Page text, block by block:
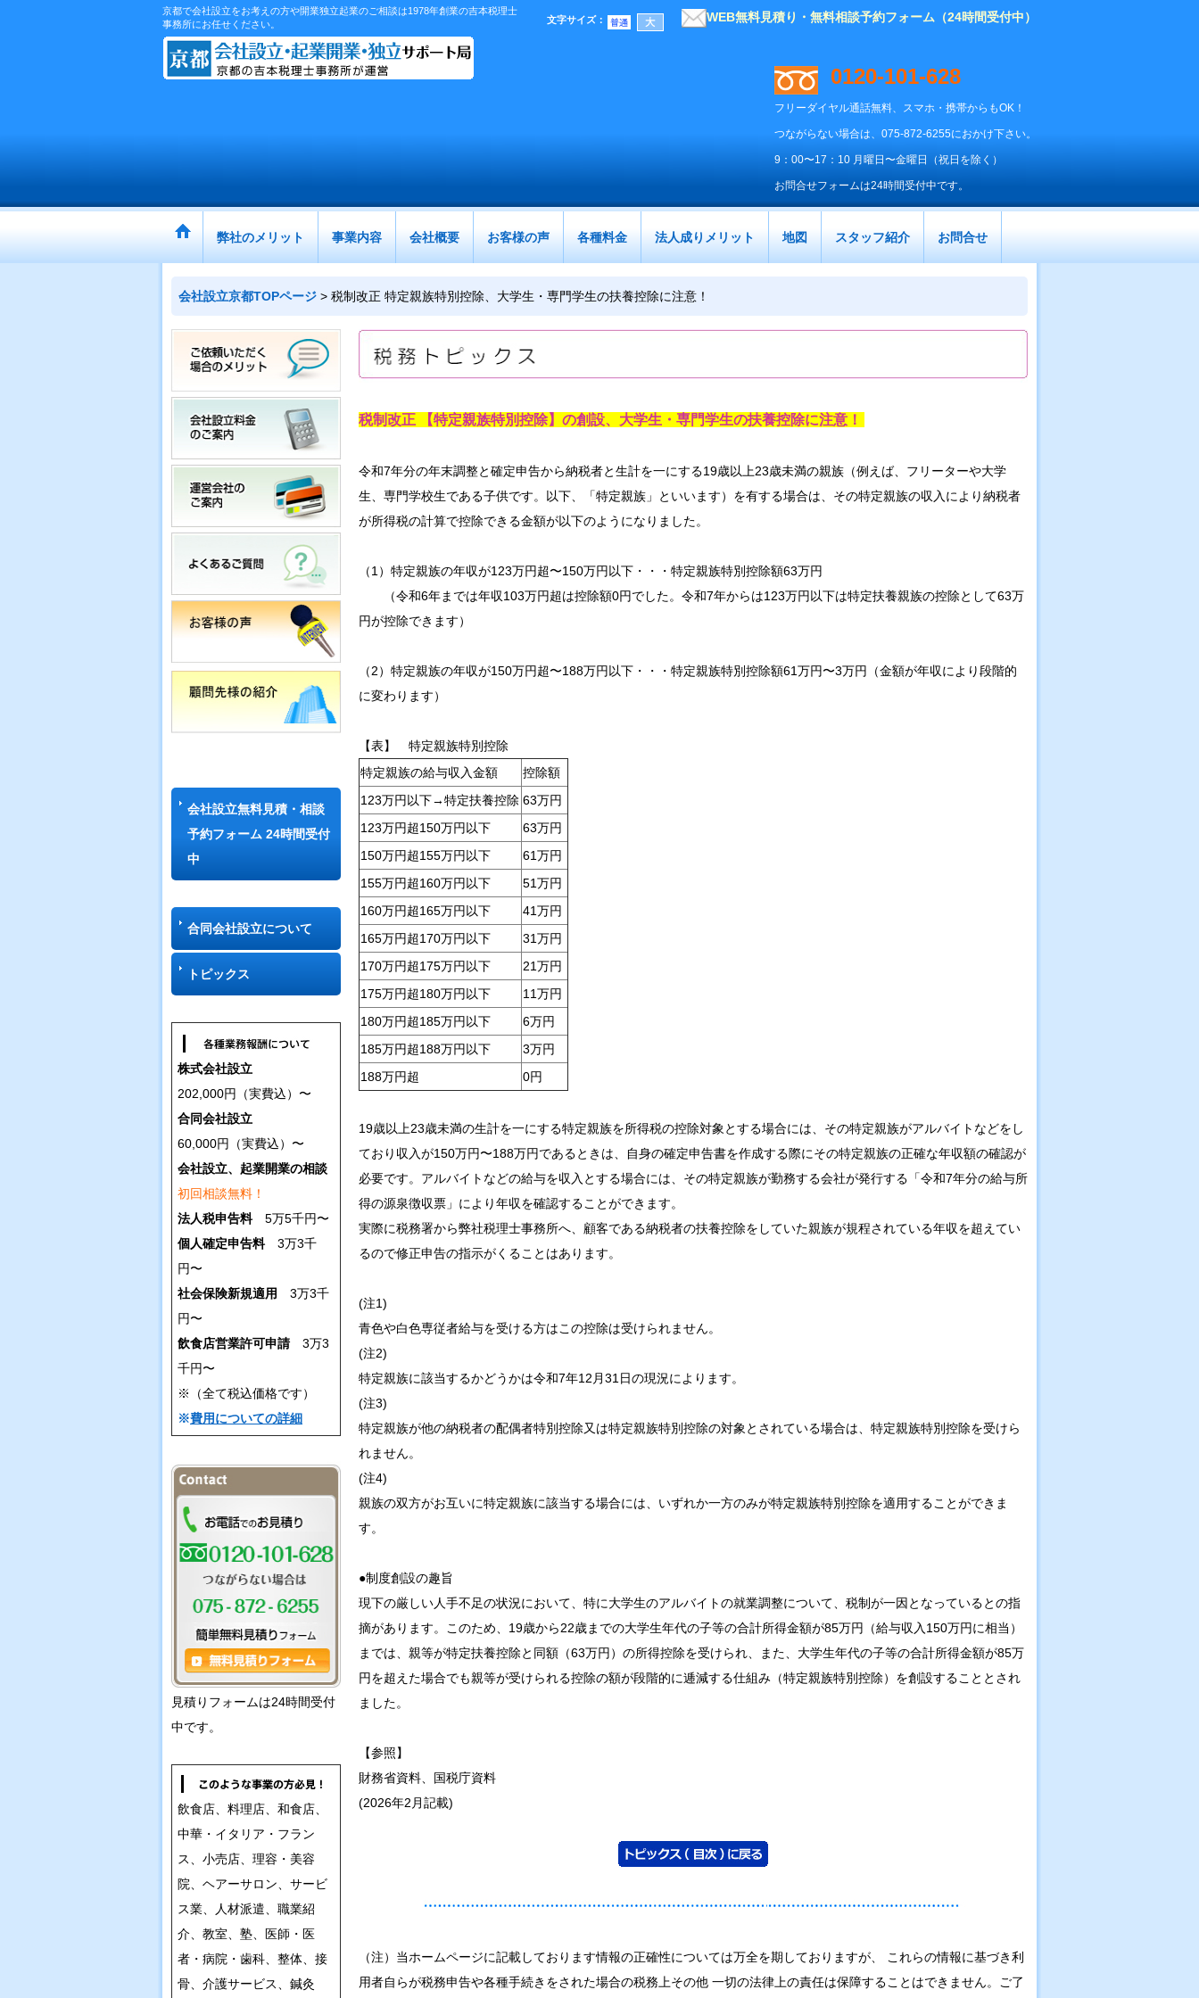
京都で会社設立をお考えの方や開業独立起業のご相談は1978年創業の吉本税理士
事務所にお任せください。
WEB無料見積り・無料相談予約フォーム（24時間受付中）
文字サイズ：
0120-101-628
フリーダイヤル通話無料、スマホ・携帯からもOK！
つながらない場合は、075-872-6255におかけ下さい。
9：00〜17：10 月曜日〜金曜日（祝日を除く）
お問合せフォームは24時間受付中です。
弊社のメリット 事業内容 会社概要 お客様の声 各種料金 法人成りメリット 地図 スタッフ紹介 お問合せ
会社設立京都TOPページ > 税制改正 特定親族特別控除、大学生・専門学生の扶養控除に注意！
会社設立無料見積・相談
予約フォーム 24時間受付
中
合同会社設立について
トピックス
株式会社設立
202,000円（実費込）〜
合同会社設立
60,000円（実費込）〜
会社設立、起業開業の相談
初回相談無料！
法人税申告料5万5千円〜
個人確定申告料3万3千
円〜
社会保険新規適用 3万3千
円〜
飲食店営業許可申請3万3
千円〜
※（全て税込価格です）
※費用についての詳細
見積りフォームは24時間受付
中です。
飲食店、料理店、和食店、
中華・イタリア・フラン
ス、小売店、理容・美容
院、ヘアーサロン、サービ
ス業、人材派遣、職業紹
介、教室、塾、医師・医
者・病院・歯科、整体、接
骨、介護サービス、鍼灸
税制改正 【特定親族特別控除】の創設、大学生・専門学生の扶養控除に注意！
令和7年分の年末調整と確定申告から納税者と生計を一にする19歳以上23歳未満の親族（例えば、フリーターや大学
生、専門学校生である子供です。以下、「特定親族」といいます）を有する場合は、その特定親族の収入により納税者
が所得税の計算で控除できる金額が以下のようになりました。
（1）特定親族の年収が123万円超〜150万円以下・・・特定親族特別控除額63万円
（令和6年までは年収103万円超は控除額0円でした。令和7年からは123万円以下は特定扶養親族の控除として63万
円が控除できます）
（2）特定親族の年収が150万円超〜188万円以下・・・特定親族特別控除額61万円〜3万円（金額が年収により段階的
に変わります）
【表】 特定親族特別控除
特定親族の給与収入金額
控除額
123万円以下→特定扶養控除 63万円
123万円超150万円以下
63万円
150万円超155万円以下
61万円
155万円超160万円以下
51万円
160万円超165万円以下
41万円
165万円超170万円以下
31万円
170万円超175万円以下
21万円
175万円超180万円以下
11万円
180万円超185万円以下
6万円
185万円超188万円以下
3万円
188万円超
0円
19歳以上23歳未満の生計を一にする特定親族を所得税の控除対象とする場合には、その特定親族がアルバイトなどをし
ており収入が150万円〜188万円であるときは、自身の確定申告書を作成する際にその特定親族の正確な年収額の確認が
必要です。アルバイトなどの給与を収入とする場合には、その特定親族が勤務する会社が発行する「令和7年分の給与所
得の源泉徴収票」により年収を確認することができます。
実際に税務署から弊社税理士事務所へ、顧客である納税者の扶養控除をしていた親族が規程されている年収を超えてい
るので修正申告の指示がくることはあります。
(注1)
青色や白色専従者給与を受ける方はこの控除は受けられません。
(注2)
特定親族に該当するかどうかは令和7年12月31日の現況によります。
(注3)
特定親族が他の納税者の配偶者特別控除又は特定親族特別控除の対象とされている場合は、特定親族特別控除を受けら
れません。
(注4)
親族の双方がお互いに特定親族に該当する場合には、いずれか一方のみが特定親族特別控除を適用することができま
す。
●制度創設の趣旨
現下の厳しい人手不足の状況において、特に大学生のアルバイトの就業調整について、税制が一因となっているとの指
摘があります。このため、19歳から22歳までの大学生年代の子等の合計所得金額が85万円（給与収入150万円に相当）
までは、親等が特定扶養控除と同額（63万円）の所得控除を受けられ、また、大学生年代の子等の合計所得金額が85万
円を超えた場合でも親等が受けられる控除の額が段階的に逓減する仕組み（特定親族特別控除）を創設することとされ
ました。
【参照】
財務省資料、国税庁資料
(2026年2月記載)
（注）当ホームページに記載しております情報の正確性については万全を期しておりますが、 これらの情報に基づき利
用者自らが税務申告や各種手続きをされた場合の税務上その他 一切の法律上の責任は保障することはできません。ご了